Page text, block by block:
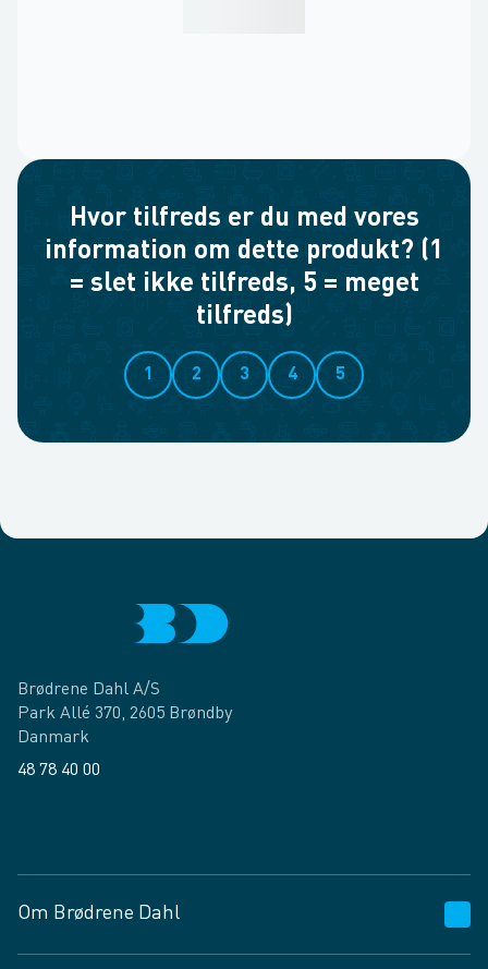
Hvor tilfreds er du med vores
information om dette produkt? (1
= slet ikke tilfreds, 5 = meget
tilfreds)
1 2 3 4 5
Brødrene Dahl A/S
Park Allé 370, 2605 Brøndby
Danmark
48 78 40 00
Om Brødrene Dahl